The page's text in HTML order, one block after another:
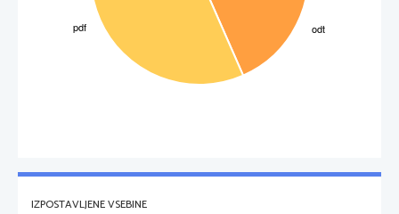
IZPOSTAVLJENE VSEBINE